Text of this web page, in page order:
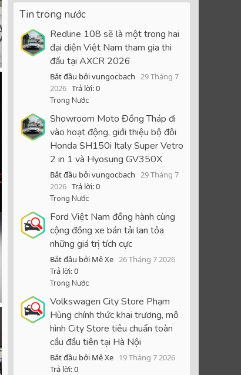
Tin trong nước
Redline 108 sẽ là một trong hai
đại diện Việt Nam tham gia thi
đấu tại AXCR 2026
Bắt đầu bởi vungocbach 29 Tháng 7
2026 Trả lời: 0
Trong Nước
Showroom Moto Đồng Tháp đi
vào hoạt động, giới thiệu bộ đôi
Honda SH150i Italy Super Vetro
2 in 1 và Hyosung GV350X
Bắt đầu bởi vungocbach 29 Tháng 7
2026 Trả lời: 0
Trong Nước
Ford Việt Nam đồng hành cùng
cộng đồng xe bán tải lan tỏa
những giá trị tích cực
Bắt đầu bởi Mê Xe 26 Tháng 7 2026
Trả lời: 0
Trong Nước
Volkswagen City Store Phạm
Hùng chính thức khai trương, mô
hình City Store tiêu chuẩn toàn
cầu đầu tiên tại Hà Nội
Bắt đầu bởi Mê Xe 19 Tháng 7 2026
Trả lời: 0